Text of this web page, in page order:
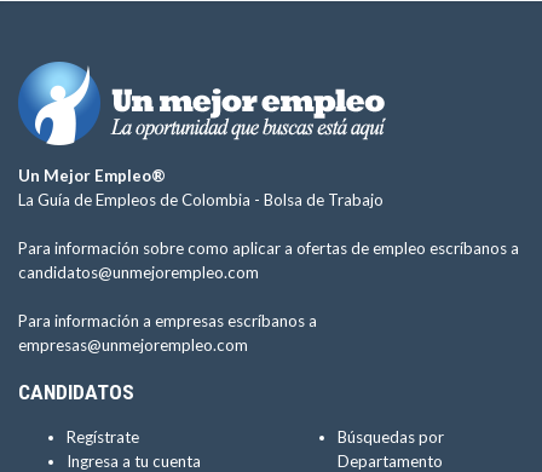
Un Mejor Empleo®
La Guía de Empleos de Colombia - Bolsa de Trabajo
Para información sobre como aplicar a ofertas de empleo escríbanos a
candidatos@unmejorempleo.com
Para información a empresas escríbanos a
empresas@unmejorempleo.com
CANDIDATOS
Regístrate
Ingresa a tu cuenta
Búsquedas por
Departamento